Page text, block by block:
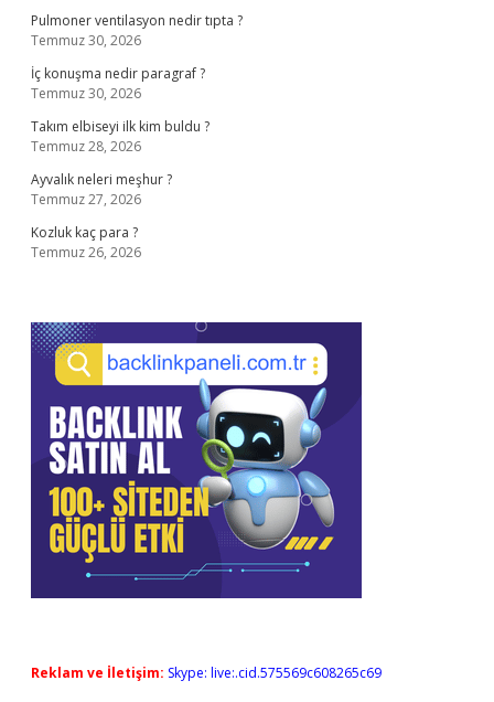
Pulmoner ventilasyon nedir tıpta ?
Temmuz 30, 2026
İç konuşma nedir paragraf ?
Temmuz 30, 2026
Takım elbiseyi ilk kim buldu ?
Temmuz 28, 2026
Ayvalık neleri meşhur ?
Temmuz 27, 2026
Kozluk kaç para ?
Temmuz 26, 2026
Reklam ve İletişim: Skype: live:.cid.575569c608265c69